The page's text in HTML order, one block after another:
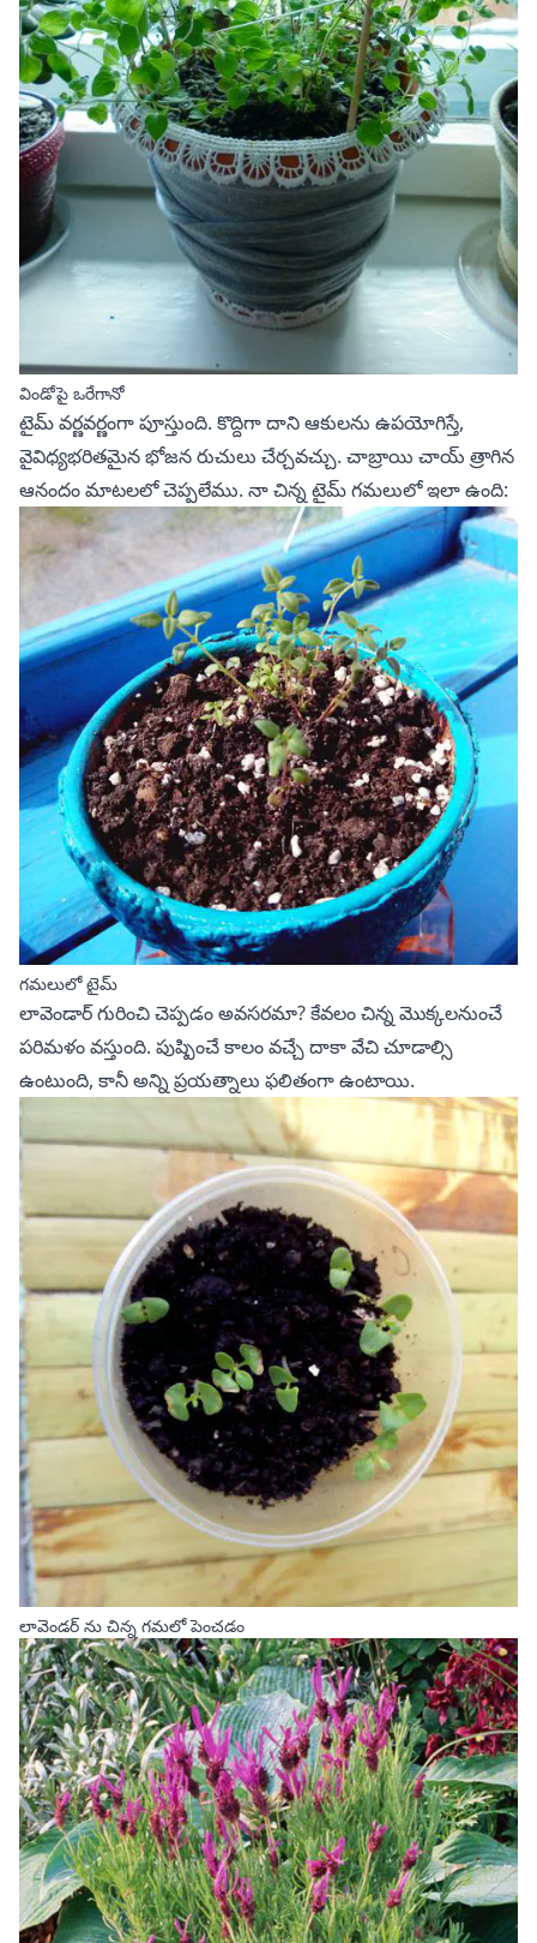
విండోపై ఒరేగానో
టైమ్వర్ణవర్ణంగా పూస్తుంది. కొద్దిగా దాని ఆకులను ఉపయోగిస్తే,
వైవిధ్యభరితమైన భోజన రుచులు చేర్చవచ్చు. చాబ్రాయి చాయ్ త్రాగిన
ఆనందం మాటలలో చెప్పలేము. నా చిన్న టైమ్ గమలులో ఇలా ఉంది:
గమలులో టైమ్
లావెండార్గురించి చెప్పడం అవసరమా? కేవలం చిన్న మొక్కలనుంచే
పరిమళం వస్తుంది. పుష్పించే కాలం వచ్చే దాకా వేచి చూడాల్సి
ఉంటుంది, కానీ అన్ని ప్రయత్నాలు ఫలితంగా ఉంటాయి.
లావెండర్ ను చిన్న గమలో పెంచడం